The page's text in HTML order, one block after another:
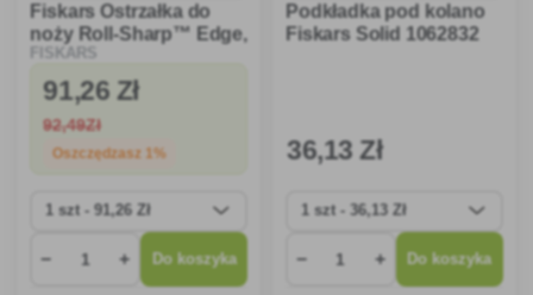
Fiskars Ostrzałka do
noży Roll-Sharp™ Edge,
czarna 1003098
FISKARS
91,26 Zł
92,49Zł
Oszczędzasz 1%
− + Do koszyka
Podkładka pod kolano
Fiskars Solid 1062832
36,13 Zł
− + Do koszyka